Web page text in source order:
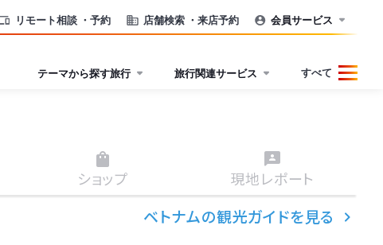
リモート相談 ・予約 店舗検索 ・来店予約 会員サービス
テーマから探す旅行 旅行関連サービス すべて
ショップ 現地 レポート
ベトナムの観光ガイドを見る